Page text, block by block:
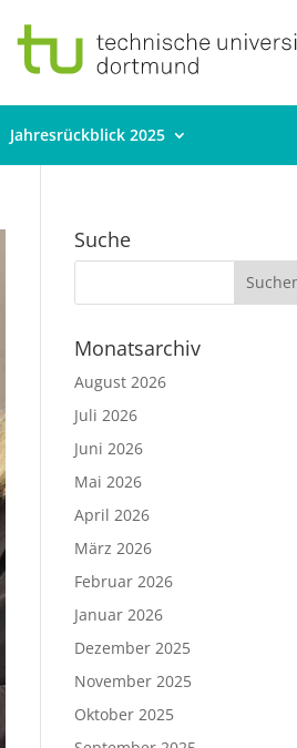
Jahresrückblick 2025
Suche
Monatsarchiv
August 2026
Juli 2026
Juni 2026
Mai 2026
April 2026
März 2026
Februar 2026
Januar 2026
Dezember 2025
November 2025
Oktober 2025